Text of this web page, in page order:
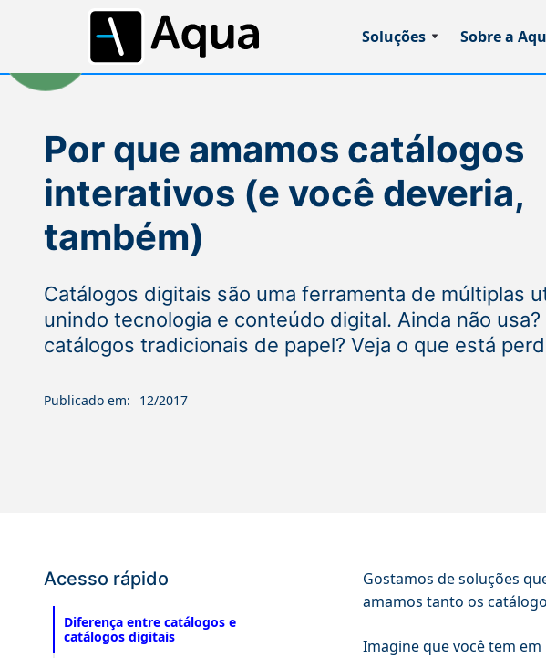
Soluções Sobre a
Por que amamos catálogos
interativos (e você deveria,
também)
Catálogos digitais são uma ferramenta de múltiplas
unindo tecnologia e conteúdo digital. Ainda não usa?
catálogos tradicionais de papel? Veja o que está
Publicado em: 12/2017
Acesso rápido
Diferença entre catálogos e
catálogos digitais
Gostamos de soluções
amamos tanto os
Imagine que você tem